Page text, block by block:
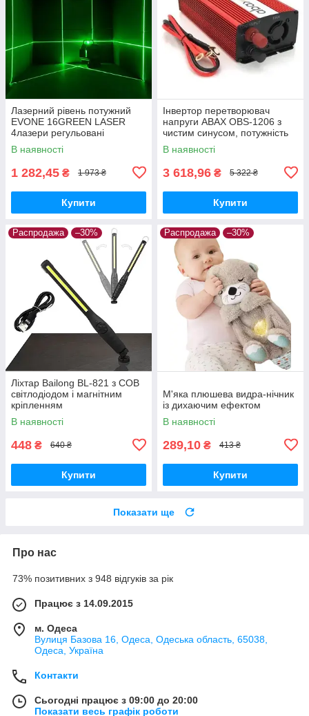
Лазерний рівень потужний
EVONE 16GREEN LASER
4лазери регульовані
В наявності
1 282,45 ₴ 1 973 ₴
Купити
Інвертор перетворювач
напруги ABAX OBS-1206 з
чистим синусом, потужність
1200W
В наявності
3 618,96 ₴ 5 322 ₴
Купити
Распродажа –30%
Ліхтар Bailong BL-821 з COB
світлодіодом і магнітним
кріпленням
В наявності
448 ₴ 640 ₴
Купити
Распродажа –30%
М'яка плюшева видра-нічник
із дихаючим ефектом
В наявності
289,10 ₴ 413 ₴
Купити
Показати ще
Про нас
73% позитивних з 948 відгуків за рік
Працює з 14.09.2015
м. Одеса
Вулиця Базова 16, Одеса, Одеська область, 65038,
Одеса, Україна
Контакти
Сьогодні працює з 09:00 до 20:00
Показати весь графік роботи